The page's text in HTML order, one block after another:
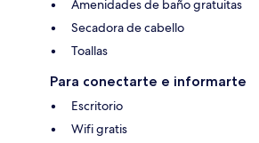
Amenidades de baño gratuitas
Secadora de cabello
Toallas
Para conectarte e informarte
Escritorio
Wifi gratis